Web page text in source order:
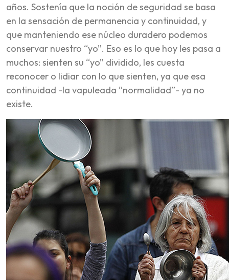
años. Sostenía que la noción de seguridad se basa
en la sensación de permanencia y continuidad, y
que manteniendo ese núcleo duradero podemos
conservar nuestro “yo”. Eso es lo que hoy les pasa a
muchos: sienten su “yo” dividido, les cuesta
reconocer o lidiar con lo que sienten, ya que esa
continuidad -la vapuleada “normalidad”- ya no
existe.